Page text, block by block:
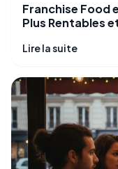
Franchise Food
Plus Rentables
Lire la suite